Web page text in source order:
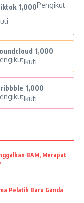
1,000Pengikut
1,000
Ikuti
1,000
Ikuti
BAM, Merapat
Pelatih Baru Ganda